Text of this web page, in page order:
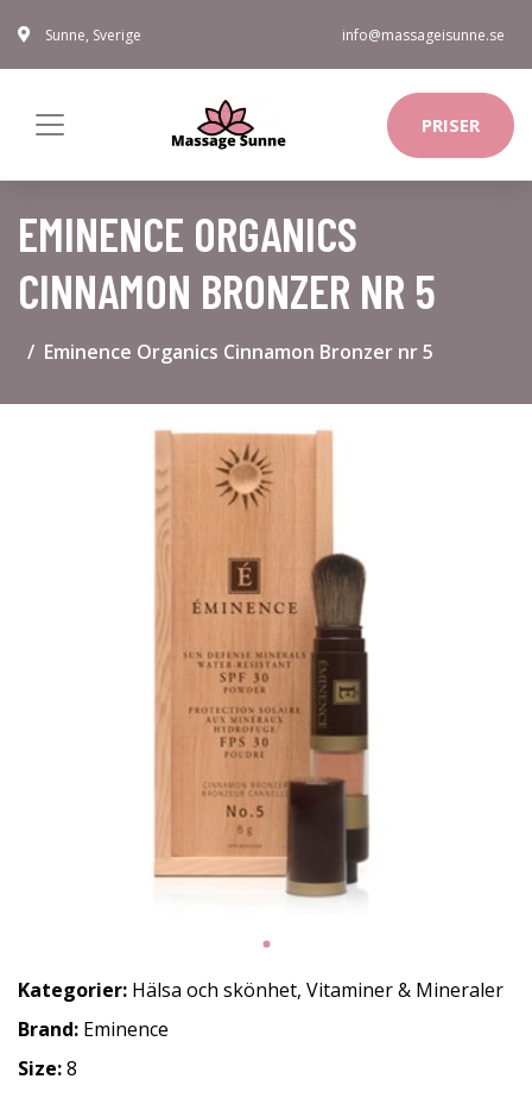
Sunne, Sverige info@massageisunne.se
PRISER
EMINENCE ORGANICS
CINNAMON BRONZER NR 5
Eminence Organics Cinnamon Bronzer nr 5
Kategorier: Hälsa och skönhet, Vitaminer & Mineraler
Brand: Eminence
Size:8